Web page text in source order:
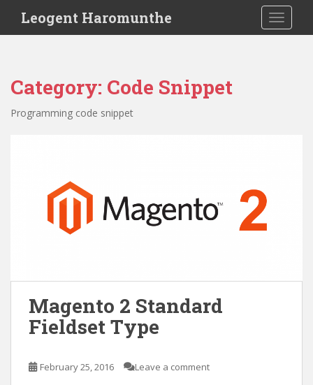
i
Leogent Haromunthe
Category: Code Snippet
Programming code snippet
Magento 2 Standard
Fieldset Type
February 25, 2016 Leave a comment